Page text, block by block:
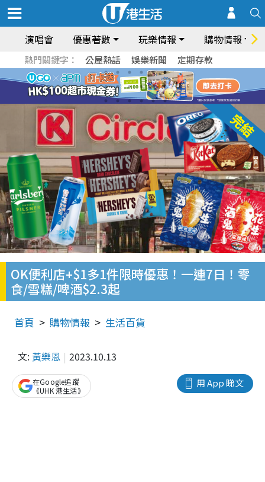
演唱會 優惠著數 玩樂情報 購物情報
熱門關鍵字： 公屋熱話 娛樂新聞 定期存款
OK便利店+$1多1件限時優惠！一連7日！零
食/雪糕/啤酒$2.3起
首頁 購物情報 生活百貨
文: 黃樂恩 2023.10.13
用 App 睇文
在Google追蹤
《UHK 港生活》